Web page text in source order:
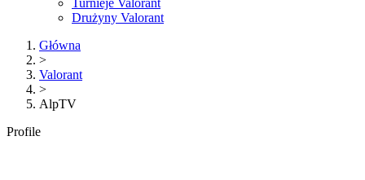
Turnieje Valorant
Drużyny Valorant
Główna
>
Valorant
>
AlpTV
Profile